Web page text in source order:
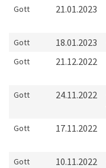
Gott 21.01.2023
Gott 18.01.2023
Gott 21.12.2022
Gott 24.11.2022
Gott 17.11.2022
Gott 10.11.2022